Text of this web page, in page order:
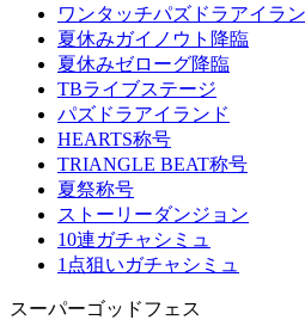
ワンタッチパズドラアイラ
夏休みガイノウト降臨
夏休みゼローグ降臨
TBライブステージ
パズドラアイランド
HEARTS称号
TRIANGLE BEAT称号
夏祭称号
ストーリーダンジョン
10連ガチャシミュ
1点狙いガチャシミュ
スーパーゴッドフェス